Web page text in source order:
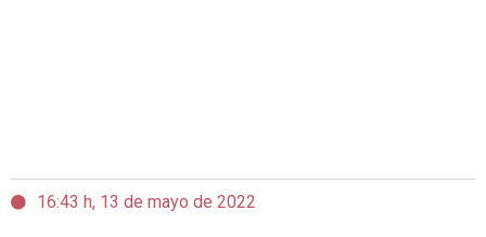
16:43 h, 13 de mayo de 2022